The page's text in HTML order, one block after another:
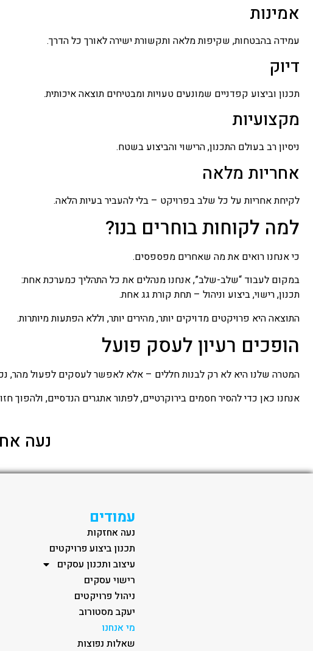
אמינות
עמידה בהבטחות, שקיפות מלאה ותקשורת ישירה לאורך כל הדרך.
דיוק
תכנון וביצוע קפדניים שמונעים טעויות ומבטיחים תוצאה איכותית.
מקצועיות
ניסיון רב בעולם התכנון, הרישוי והביצוע בשטח.
אחריות מלאה
לקיחת אחריות על כל שלב בפרויקט – בלי להעביר בעיות הלאה.
למה לקוחות בוחרים בנו?
כי אנחנו רואים את מה שאחרים מפספסים.
במקום לעבוד “שלב-שלב”, אנחנו מנהלים את כל התהליך כמערכת אחת:
תכנון, רישוי, ביצוע וניהול – תחת קורת גג אחת.
התוצאה היא פרויקטים מדויקים יותר, מהירים יותר, וללא הפתעות מיותרות.
הופכים רעיון לעסק פועל
המטרה שלנו היא לא רק לבנות חללים – אלא לאפשר לעסקים לפעול מהר,
אנחנו כאן כדי להסיר חסמים בירוקרטיים, לפתור אתגרים הנדסיים, ולהפוך
נעה
עמודים
נעה אחזקות
תכנון ביצוע פרויקטים
עיצוב ותכנון עסקים
רישוי עסקים
ניהול פרויקטים
יעקב מסטורוב
מי אנחנו
שאלות נפוצות